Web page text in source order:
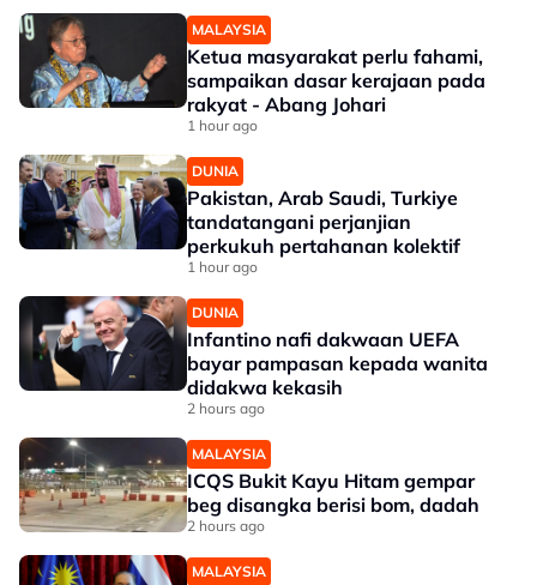
MALAYSIA
Ketua masyarakat perlu fahami,
sampaikan dasar kerajaan pada
rakyat - Abang Johari
1 hour ago
DUNIA
Pakistan, Arab Saudi, Turkiye
tandatangani perjanjian
perkukuh pertahanan kolektif
1 hour ago
DUNIA
Infantino nafi dakwaan UEFA
bayar pampasan kepada wanita
didakwa kekasih
2 hours ago
MALAYSIA
ICQS Bukit Kayu Hitam gempar
beg disangka berisi bom, dadah
2 hours ago
MALAYSIA